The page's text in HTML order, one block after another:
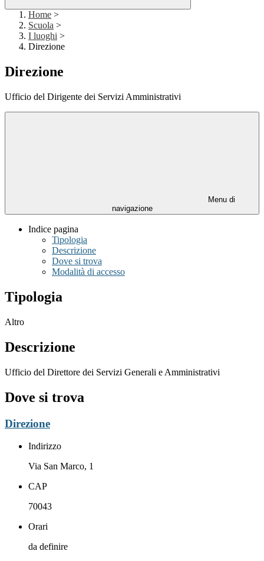
Home >
Scuola >
I luoghi >
Direzione
Direzione
Ufficio del Dirigente dei Servizi Amministrativi
Menu di
navigazione
Indice pagina
Tipologia
Descrizione
Dove si trova
Modalità di accesso
Tipologia
Altro
Descrizione
Ufficio del Direttore dei Servizi Generali e Amministrativi
Dove si trova
Direzione
Indirizzo
Via San Marco, 1
CAP
70043
Orari
da definire